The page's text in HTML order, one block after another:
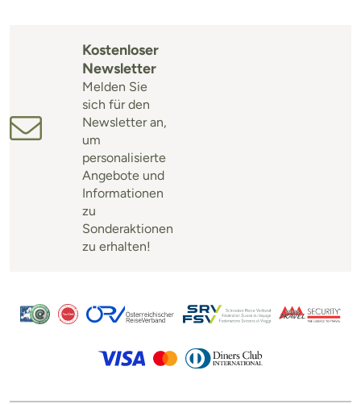
Kostenloser
Newsletter
Melden Sie
sich für den
Newsletter an,
um
personalisierte
Angebote und
Informationen
zu
Sonderaktionen
zu erhalten!